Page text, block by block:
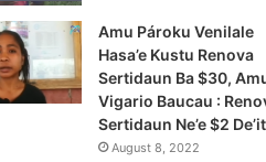
Amu Pároku Venilale
Hasa’e Kustu Renova
Sertidaun Ba $30,
Vigario Baucau :
Sertidaun Ne’e $2 De’it
August 8, 2022